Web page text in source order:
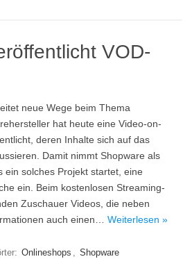
VOD-
neue Wege beim Thema
hat heute eine Video-on-
deren Inhalte sich auf das
Damit nimmt Shopware als
ein solches Projekt startet, eine
ein. Beim kostenlosen Streaming-
Zuschauer Videos, die neben
auch einen… Weiterlesen »
Onlineshops , Shopware